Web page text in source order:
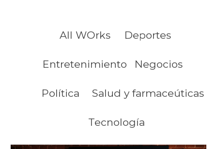
All WOrks Deportes
Entretenimiento Negocios
Política Salud y farmaceúticas
Tecnología